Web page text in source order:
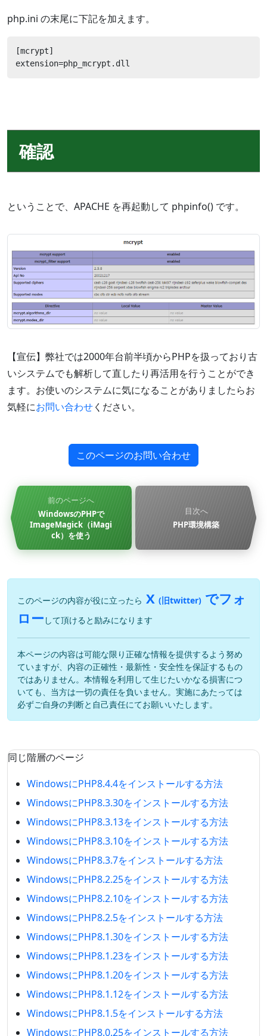
php.ini の末尾に下記を加えます。
[mcrypt]
extension=php_mcrypt.dll
確認
ということで、APACHE を再起動して phpinfo() です。
【宣伝】弊社では2000年台前半頃からPHPを扱っており古
いシステムでも解析して直したり再活用を行うことができ
ます。お使いのシステムに気になることがありましたらお
気軽にお問い合わせください。
このページのお問い合わせ
前のページへ
WindowsのPHPで
ImageMagick（iMagi
ck）を使う
目次へ
PHP環境構築
このページの内容が役に立ったら X (旧twitter) でフォ
ロー して頂けると励みになります
本ページの内容は可能な限り正確な情報を提供するよう努め
ていますが、内容の正確性・最新性・安全性を保証するもの
ではありません。本情報を利用して生じたいかなる損害につ
いても、当方は一切の責任を負いません。実施にあたっては
必ずご自身の判断と自己責任にてお願いいたします。
同じ階層のページ
WindowsにPHP8.4.4をインストールする方法
WindowsにPHP8.3.30をインストールする方法
WindowsにPHP8.3.13をインストールする方法
WindowsにPHP8.3.10をインストールする方法
WindowsにPHP8.3.7をインストールする方法
WindowsにPHP8.2.25をインストールする方法
WindowsにPHP8.2.10をインストールする方法
WindowsにPHP8.2.5をインストールする方法
WindowsにPHP8.1.30をインストールする方法
WindowsにPHP8.1.23をインストールする方法
WindowsにPHP8.1.20をインストールする方法
WindowsにPHP8.1.12をインストールする方法
WindowsにPHP8.1.5をインストールする方法
WindowsにPHP8.0.25をインストールする方法